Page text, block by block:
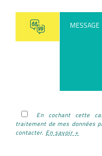
En cochant cette
traitement de mes données
contacter. En savoir +